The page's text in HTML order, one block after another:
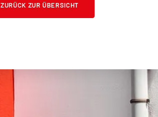
ZURÜCK ZUR ÜBERSICHT